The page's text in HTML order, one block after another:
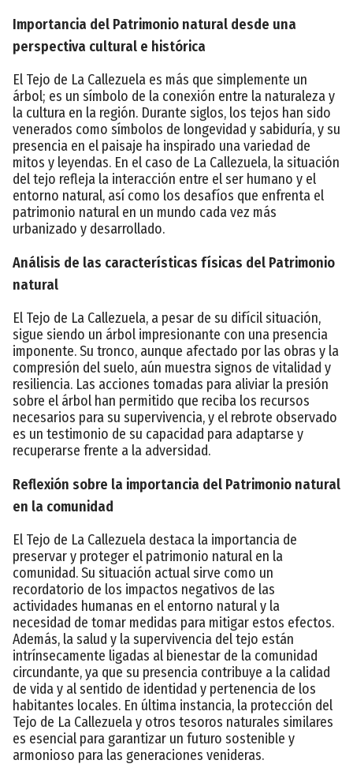
Importancia del Patrimonio natural desde una
perspectiva cultural e histórica
El Tejo de La Callezuela es más que simplemente un
árbol; es un símbolo de la conexión entre la naturaleza y
la cultura en la región. Durante siglos, los tejos han sido
venerados como símbolos de longevidad y sabiduría, y su
presencia en el paisaje ha inspirado una variedad de
mitos y leyendas. En el caso de La Callezuela, la situación
del tejo refleja la interacción entre el ser humano y el
entorno natural, así como los desafíos que enfrenta el
patrimonio natural en un mundo cada vez más
urbanizado y desarrollado.
Análisis de las características físicas del Patrimonio
natural
El Tejo de La Callezuela, a pesar de su difícil situación,
sigue siendo un árbol impresionante con una presencia
imponente. Su tronco, aunque afectado por las obras y la
compresión del suelo, aún muestra signos de vitalidad y
resiliencia. Las acciones tomadas para aliviar la presión
sobre el árbol han permitido que reciba los recursos
necesarios para su supervivencia, y el rebrote observado
es un testimonio de su capacidad para adaptarse y
recuperarse frente a la adversidad.
Reflexión sobre la importancia del Patrimonio natural
en la comunidad
El Tejo de La Callezuela destaca la importancia de
preservar y proteger el patrimonio natural en la
comunidad. Su situación actual sirve como un
recordatorio de los impactos negativos de las
actividades humanas en el entorno natural y la
necesidad de tomar medidas para mitigar estos efectos.
Además, la salud y la supervivencia del tejo están
intrínsecamente ligadas al bienestar de la comunidad
circundante, ya que su presencia contribuye a la calidad
de vida y al sentido de identidad y pertenencia de los
habitantes locales. En última instancia, la protección del
Tejo de La Callezuela y otros tesoros naturales similares
es esencial para garantizar un futuro sostenible y
armonioso para las generaciones venideras.